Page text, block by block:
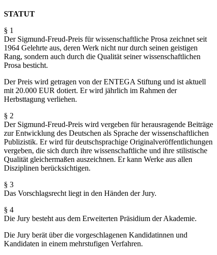
STATUT
§ 1
Der Sigmund-Freud-Preis für wissenschaftliche Prosa zeichnet seit
1964 Gelehrte aus, deren Werk nicht nur durch seinen geistigen
Rang, sondern auch durch die Qualität seiner wissenschaftlichen
Prosa besticht.
Der Preis wird getragen von der ENTEGA Stiftung und ist aktuell
mit 20.000 EUR dotiert. Er wird jährlich im Rahmen der
Herbsttagung verliehen.
§ 2
Der Sigmund-Freud-Preis wird vergeben für herausragende Beiträge
zur Entwicklung des Deutschen als Sprache der wissenschaftlichen
Publizistik. Er wird für deutschsprachige Originalveröffentlichungen
vergeben, die sich durch ihre wissenschaftliche und ihre stilistische
Qualität gleichermaßen auszeichnen. Er kann Werke aus allen
Disziplinen berücksichtigen.
§ 3
Das Vorschlagsrecht liegt in den Händen der Jury.
§ 4
Die Jury besteht aus dem Erweiterten Präsidium der Akademie.
Die Jury berät über die vorgeschlagenen Kandidatinnen und
Kandidaten in einem mehrstufigen Verfahren.